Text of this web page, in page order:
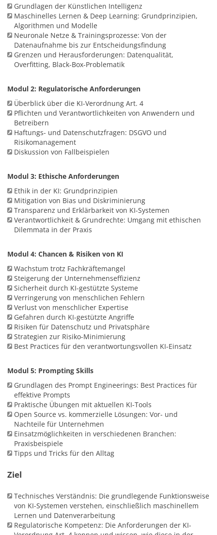
Grundlagen der Künstlichen Intelligenz
Maschinelles Lernen & Deep Learning: Grundprinzipien,
Algorithmen und Modelle
Neuronale Netze & Trainingsprozesse: Von der
Datenaufnahme bis zur Entscheidungsfindung
Grenzen und Herausforderungen: Datenqualität,
Overfitting, Black-Box-Problematik
Modul 2: Regulatorische Anforderungen
Überblick über die KI-Verordnung Art. 4
Pflichten und Verantwortlichkeiten von Anwendern und
Betreibern
Haftungs- und Datenschutzfragen: DSGVO und
Risikomanagement
Diskussion von Fallbeispielen
Modul 3: Ethische Anforderungen
Ethik in der KI: Grundprinzipien
Mitigation von Bias und Diskriminierung
Transparenz und Erklärbarkeit von KI-Systemen
Verantwortlichkeit & Grundrechte: Umgang mit ethischen
Dilemmata in der Praxis
Modul 4: Chancen & Risiken von KI
Wachstum trotz Fachkräftemangel
Steigerung der Unternehmenseffizienz
Sicherheit durch KI-gestützte Systeme
Verringerung von menschlichen Fehlern
Verlust von menschlicher Expertise
Gefahren durch KI-gestützte Angriffe
Risiken für Datenschutz und Privatsphäre
Strategien zur Risiko-Minimierung
Best Practices für den verantwortungsvollen KI-Einsatz
Modul 5: Prompting Skills
Grundlagen des Prompt Engineerings: Best Practices für
effektive Prompts
Praktische Übungen mit aktuellen KI-Tools
Open Source vs. kommerzielle Lösungen: Vor- und
Nachteile für Unternehmen
Einsatzmöglichkeiten in verschiedenen Branchen:
Praxisbeispiele
Tipps und Tricks für den Alltag
Ziel
Technisches Verständnis: Die grundlegende Funktionsweise
von KI-Systemen verstehen, einschließlich maschinellem
Lernen und Datenverarbeitung
Regulatorische Kompetenz: Die Anforderungen der KI-